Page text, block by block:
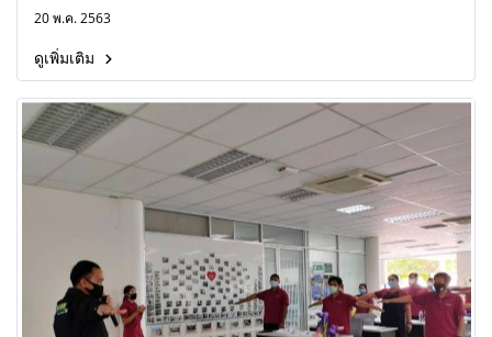
20 พ.ค. 2563
ดูเพิ่มเติม